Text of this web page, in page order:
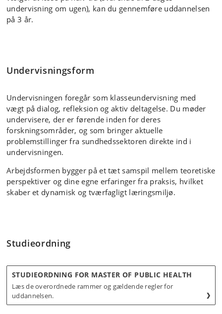
undervisning om ugen), kan du gennemføre uddannelsen
på 3 år.
Undervisningsform
Undervisningen foregår som klasseundervisning med
vægt på dialog, refleksion og aktiv deltagelse. Du møder
undervisere, der er førende inden for deres
forskningsområder, og som bringer aktuelle
problemstillinger fra sundhedssektoren direkte ind i
undervisningen.
Arbejdsformen bygger på et tæt samspil mellem teoretiske
perspektiver og dine egne erfaringer fra praksis, hvilket
skaber et dynamisk og tværfagligt læringsmiljø.
Studieordning
STUDIEORDNING FOR MASTER OF PUBLIC HEALTH
Læs de overordnede rammer og gældende regler for
uddannelsen.